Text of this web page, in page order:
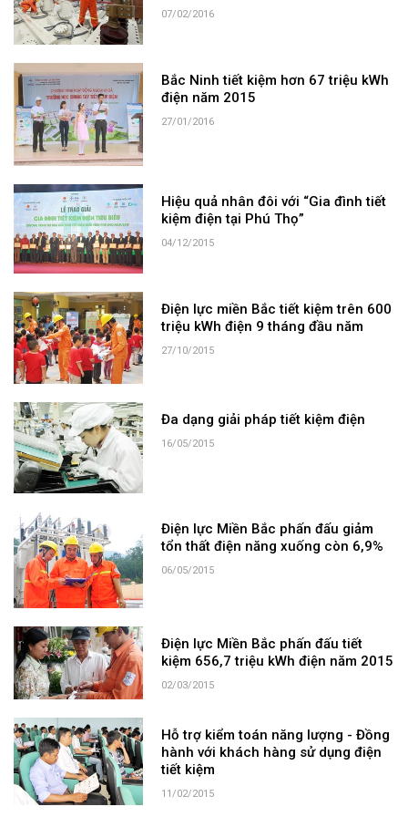
07/02/2016
Bắc Ninh tiết kiệm hơn 67 triệu kWh
điện năm 2015
27/01/2016
Hiệu quả nhân đôi với “Gia đình tiết
kiệm điện tại Phú Thọ”
04/12/2015
Điện lực miền Bắc tiết kiệm trên 600
triệu kWh điện 9 tháng đầu năm
27/10/2015
Đa dạng giải pháp tiết kiệm điện
16/05/2015
Điện lực Miền Bắc phấn đấu giảm
tổn thất điện năng xuống còn 6,9%
06/05/2015
Điện lực Miền Bắc phấn đấu tiết
kiệm 656,7 triệu kWh điện năm 2015
02/03/2015
Hỗ trợ kiểm toán năng lượng - Đồng
hành với khách hàng sử dụng điện
tiết kiệm
11/02/2015